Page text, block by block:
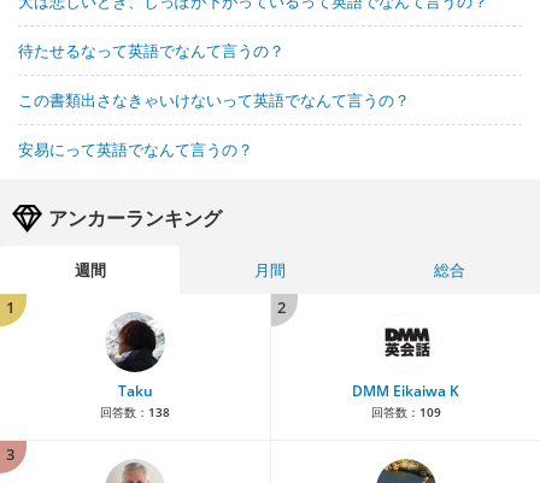
待たせるなって英語でなんて言うの？
この書類出さなきゃいけないって英語でなんて言うの？
安易にって英語でなんて言うの？
アンカーランキング
週間 月間
総合
1
Taku
回答数： 138
2
DMM Eikaiwa K
回答数： 109
3